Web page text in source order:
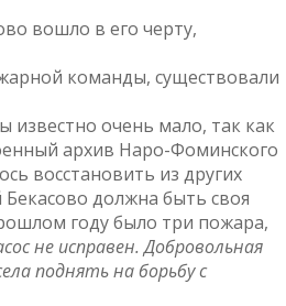
вошло в его черту,
команды, существовали
очень мало, так как
архив Наро-Фоминского
восстановить из других
Бекасово должна быть своя
году было три пожара,
не исправен. Добровольная
поднять на борьбу с